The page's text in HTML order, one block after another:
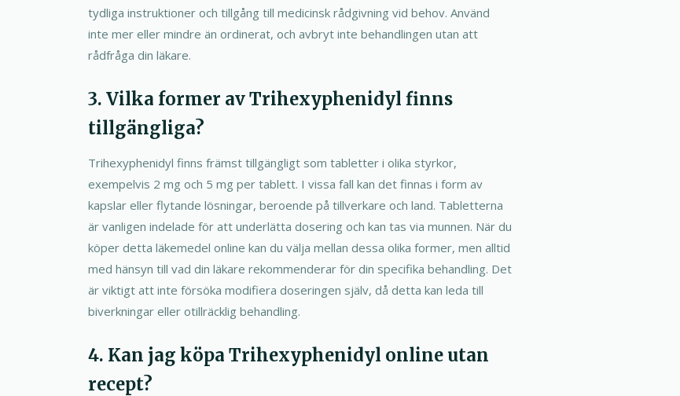
tydliga instruktioner och tillgång till medicinsk rådgivning vid behov. Använd
inte mer eller mindre än ordinerat, och avbryt inte behandlingen utan att
rådfråga din läkare.
3. Vilka former av Trihexyphenidyl finns
tillgängliga?
Trihexyphenidyl finns främst tillgängligt som tabletter i olika styrkor,
exempelvis 2 mg och 5 mg per tablett. I vissa fall kan det finnas i form av
kapslar eller flytande lösningar, beroende på tillverkare och land. Tabletterna
är vanligen indelade för att underlätta dosering och kan tas via munnen. När du
köper detta läkemedel online kan du välja mellan dessa olika former, men alltid
med hänsyn till vad din läkare rekommenderar för din specifika behandling. Det
är viktigt att inte försöka modifiera doseringen själv, då detta kan leda till
biverkningar eller otillräcklig behandling.
4. Kan jag köpa Trihexyphenidyl online utan
recept?